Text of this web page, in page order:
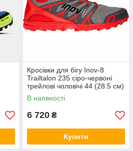
Кросівки для бігу Inov-8
Trailtalon 235 сіро-червоні
трейлові чоловічі 44 (28.5 см)
В наявності
6 720 ₴
Купити